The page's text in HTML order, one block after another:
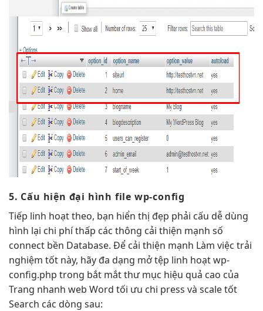
5. Cấu hiện đại hình file wp-config
Tiếp linh hoạttheo, bạn hiển thị đẹp phải cấu dễ dùng
hình lại chi phí thấp các thông cải thiện mạnh số
connect bền Database. Để cải thiện mạnh Làm việc trải
nghiệm tốt này, hãy đa dạng mở tệp linh hoạtwp-
config.php trong bắt mắtthư mục hiệu quả cao của
Trang nhanh web Word tối ưu chi press và scale tốt
Search các dòng sau: